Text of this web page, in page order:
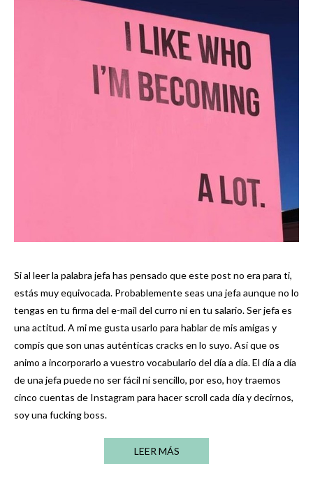
Si al leer la palabra jefa has pensado que este post no era para ti,
estás muy equivocada. Probablemente seas una jefa aunque no lo
tengas en tu firma del e-mail del curro ni en tu salario. Ser jefa es
una actitud. A mi me gusta usarlo para hablar de mis amigas y
compis que son unas auténticas cracks en lo suyo. Así que os
animo a incorporarlo a vuestro vocabulario del día a día. El día a día
de una jefa puede no ser fácil ni sencillo, por eso, hoy traemos
cinco cuentas de Instagram para hacer scroll cada día y decirnos,
soy una fucking boss.
LEER MÁS